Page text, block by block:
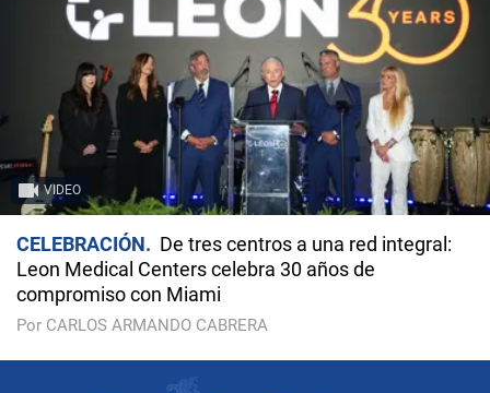
VIDEO
CELEBRACIÓN
De tres centros a una red integral:
Leon Medical Centers celebra 30 años de
compromiso con Miami
Por CARLOS ARMANDO CABRERA